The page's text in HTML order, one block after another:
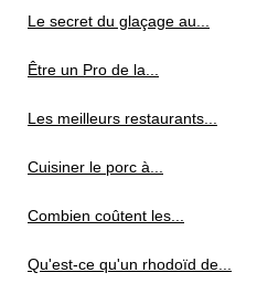
Le secret du glaçage au...
Être un Pro de la...
Les meilleurs restaurants...
Cuisiner le porc à...
Combien coûtent les...
Qu'est-ce qu'un rhodoïd de...